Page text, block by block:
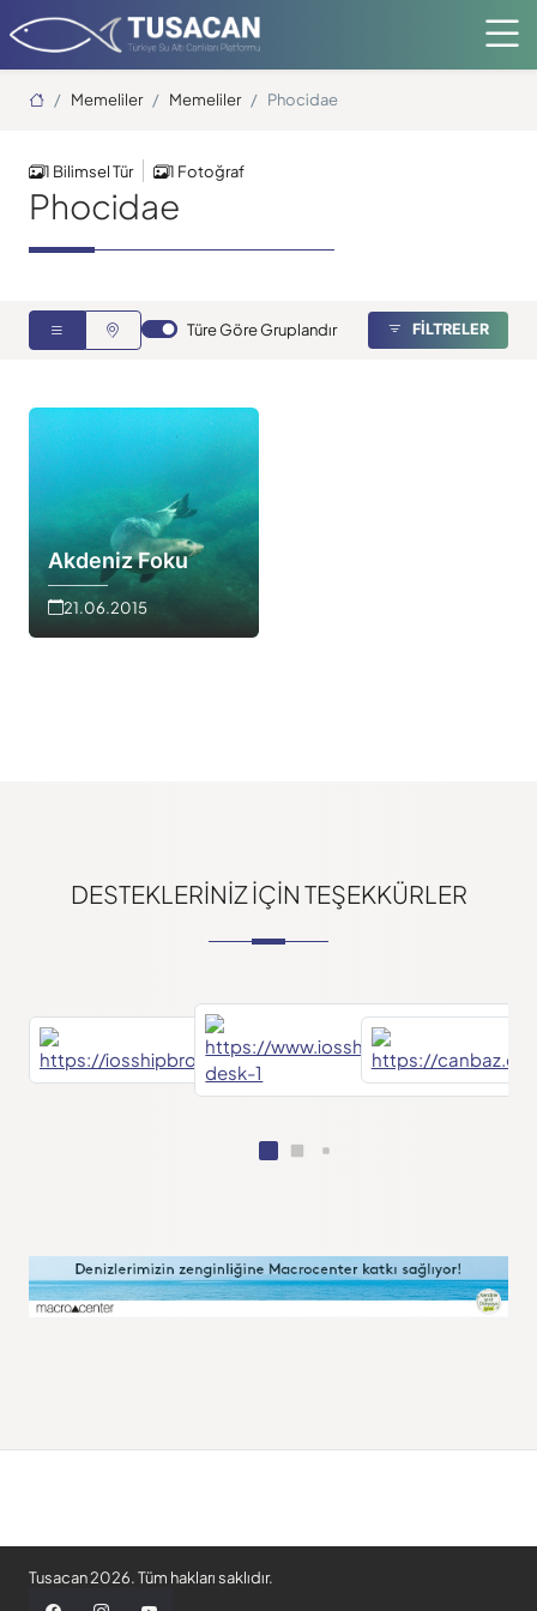
Ana Sayfa
Memeliler Memeliler Phocidae
1 Bilimsel Tür 1 Fotoğraf
Phocidae
Türe Göre Gruplandır FİLTRELER
Akdeniz Foku
21.06.2015
DESTEKLERINIZ IÇIN TEŞEKKÜRLER
Tusacan 2026. Tüm hakları saklıdır.